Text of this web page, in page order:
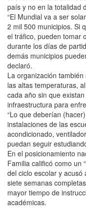
país y no en la totalidad
“El Mundial va a ser
2 mil 500 municipios. Si
el tráfico, pueden tomar
durante los días de
demás municipios
declaró.
La organización
las altas temperaturas,
cada año sin que
infraestructura para
“Lo que deberían
instalaciones de las
acondicionado,
puedan seguir
En el posicionamiento
Familia calificó como un
del ciclo escolar y
siete semanas
mayor tiempo de
académicas.